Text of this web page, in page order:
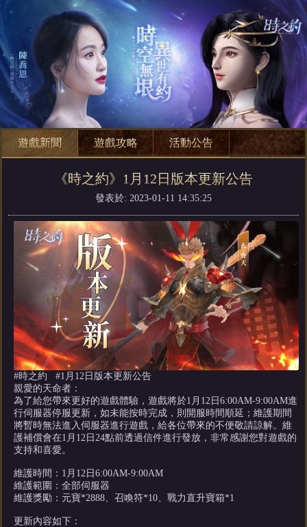
遊戲新聞 遊戲攻略 活動公告
《時之約》1月12日版本更新公告
發表於: 2023-01-11 14:35:25
#時之約 #1月12日版本更新公告
親愛的天命者：
為了給您帶來更好的遊戲體驗，遊戲將於1月12日6:00AM-9:00AM進
行伺服器停服更新，如未能按時完成，則開服時間順延；維護期間
將暫時無法進入伺服器進行遊戲，給各位帶來的不便敬請諒解。維
護補償會在1月12日24點前透過信件進行發放，非常感謝您對遊戲的
支持和喜愛。
維護時間：1月12日6:00AM-9:00AM
維護範圍：全部伺服器
維護獎勵：元寶*2888、召喚符*10、戰力直升寶箱*1
更新內容如下：